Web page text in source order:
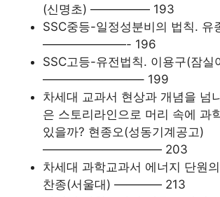
(신명초) ————— 193
SSC중등-일정성분비의 법칙. 유
———————- 196
SSC고등-유전법칙. 이용구(잠실
————————– 199
차세대 교과서 현상과 개념을 넘
은 스토리라인으로 머리 속에 과
있을까? 현종오(성동기계공고)
—————————— 203
차세대 과학교과서 에너지 단원
찬종(서울대) ———— 213